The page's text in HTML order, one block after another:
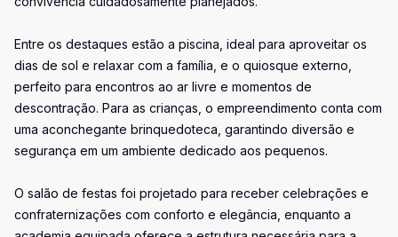
Entre os destaques estão a piscina, ideal para aproveitar os
dias de sol e relaxar com a família, e o quiosque externo,
perfeito para encontros ao ar livre e momentos de
descontração. Para as crianças, o empreendimento conta com
uma aconchegante brinquedoteca, garantindo diversão e
segurança em um ambiente dedicado aos pequenos.
O salão de festas foi projetado para receber celebrações e
confraternizações com conforto e elegância, enquanto a